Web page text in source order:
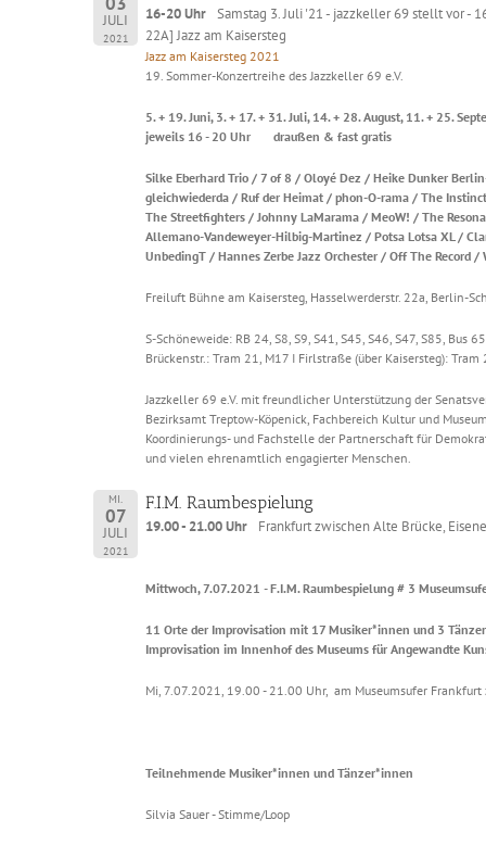
JULI
2021
16-20 Uhr
Samstag 3. Juli '21 - jazzkeller 69 stellt vor -
22A] Jazz am Kaisersteg
Jazz am Kaisersteg 2021
19. Sommer-Konzertreihe des Jazzkeller 69 e.V.
5. + 19. Juni, 3. + 17. + 31. Juli, 14. + 28. August, 11. + 25.
jeweils 16 - 20 Uhr draußen & fast gratis
Silke Eberhard Trio / 7 of 8 / Oloyé Dez / Heike Dunker
gleichwiederda / Ruf der Heimat / phon-O-rama / The
The Streetfighters / Johnny LaMarama / MeoW! / The
Allemano-Vandeweyer-Hilbig-Martinez / Potsa Lotsa XL /
UnbedingT / Hannes Zerbe Jazz Orchester / Off The Record /
Freiluft Bühne am Kaisersteg, Hasselwerderstr. 22a, Berlin-
S-Schöneweide: RB 24, S8, S9, S41, S45, S46, S47, S85, Bus
Brückenstr.: Tram 21, M17 I Firlstraße (über Kaisersteg): Tram
Jazzkeller 69 e.V. mit freundlicher Unterstützung der
Bezirksamt Treptow-Köpenick, Fachbereich Kultur und
Koordinierungs- und Fachstelle der Partnerschaft für
und vielen ehrenamtlich engagierter Menschen.
MI.
07
JULI
2021
F.I.M. Raumbespielung
19.00 - 21.00 Uhr Frankfurt zwischen Alte Brücke,
Mittwoch, 7.07.2021 -F.I.M. Raumbespielung # 3
11 Orte der Improvisation mit 17 Musiker*innen und 3
Improvisation im Innenhof des Museums für Angewandte
Mi, 7.07.2021, 19.00 - 21.00 Uhr, am Museumsufer
Teilnehmende Musiker*innen und Tänzer*innen
Silvia Sauer - Stimme/Loop